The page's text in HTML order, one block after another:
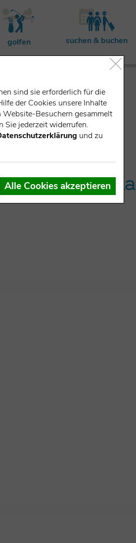
golfen suchen & buchen
See (bei
sind sie erforderlich für die
der Cookies unsere Inhalte
Besuchern gesammelt
Sie jederzeit widerrufen.
und zu
Alle Cookies akzeptieren